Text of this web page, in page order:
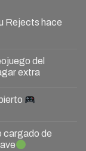
Rejects hace
del
extra
cargado de